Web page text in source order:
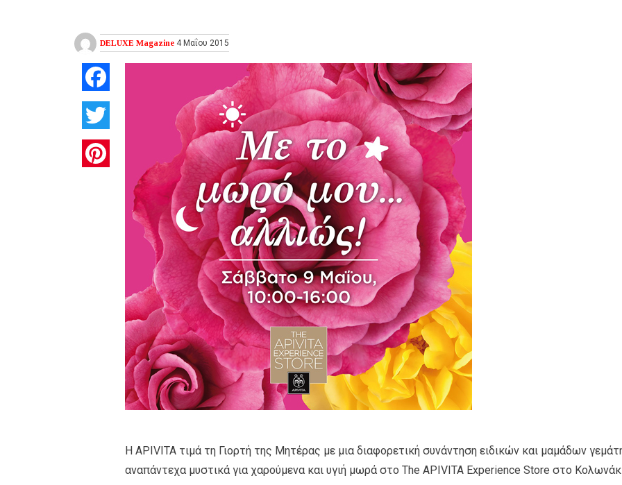
DELUXE Magazine 4 Μαΐου 2015
Η APIVITA τιμά τη Γιορτή της Μητέρας με μια διαφορετική συνάντηση ειδικών και μαμάδων
αναπάντεχα μυστικά για χαρούμενα και υγιή μωρά στο The APIVITA Experience Store στο